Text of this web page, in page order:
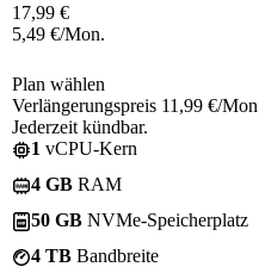
17,99 €
5,49 €/Mon.
Plan wählen
Verlängerungspreis 11,99 €/
Jederzeit kündbar.
1 vCPU-Kern
4 GB RAM
50 GB NVMe-Speicherplatz
4 TB Bandbreite